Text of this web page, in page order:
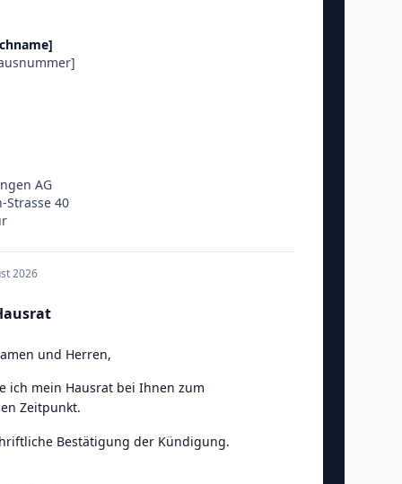
AG
Strasse 40
2026
und Herren,
ich mein Hausrat bei Ihnen zum
Zeitpunkt.
Bestätigung der Kündigung.